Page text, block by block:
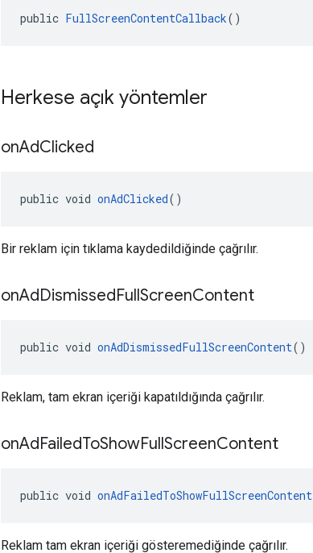
public FullScreenContentCallback()
Herkese açık yöntemler
onAdClicked
public void onAdClicked()
Bir reklam için tıklama kaydedildiğinde çağrılır.
onAdDismissedFullScreenContent
public void onAdDismissedFullScreenContent()
Reklam, tam ekran içeriği kapatıldığında çağrılır.
onAdFailedToShowFullScreenContent
public void onAdFailedToShowFullScreenContent
Reklam tam ekran içeriği gösteremediğinde çağrılır.